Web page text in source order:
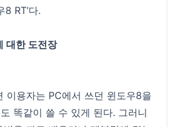
8 RT’다.
대한 도전장
이용자는 PC에서 쓰던 윈도우8을
똑같이 쓸 수 있게 된다. 그러니